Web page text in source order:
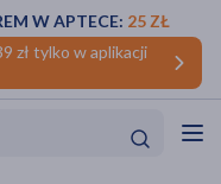
zł tylko w aplikacji
W APTECE: 25 ZŁ